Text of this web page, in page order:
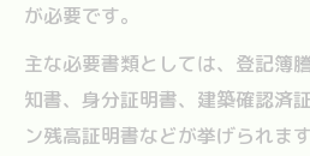
が必要です。
主な必要書類としては、登記簿
知書、身分証明書、建築確認済
ン残高証明書などが挙げられま